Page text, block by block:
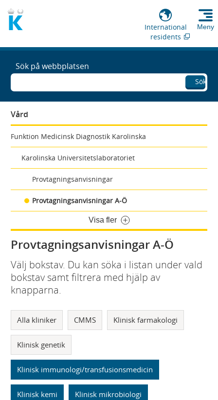
International
residents
Meny
Sök på webbplatsen
Sök
Vård
Funktion Medicinsk Diagnostik Karolinska
Karolinska Universitetslaboratoriet
Provtagningsanvisningar
Provtagningsanvisningar A-Ö
Visa fler
Provtagningsanvisningar A-Ö
Välj bokstav. Du kan söka i listan under vald
bokstav samt filtrera med hjälp av
knapparna.
Alla kliniker CMMS Klinisk farmakologi
Klinisk genetik
Klinisk immunologi/transfusionsmedicin
Klinisk kemi Klinisk mikrobiologi